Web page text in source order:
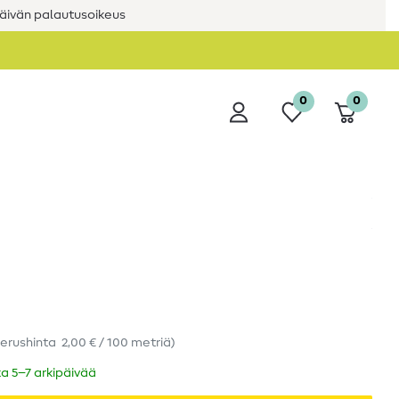
palautusoikeus
0 0
2,00 € / 100 metriä)
5–7 arkipäivää